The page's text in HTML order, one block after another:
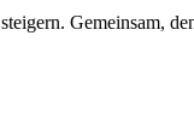
Gemeinsam,